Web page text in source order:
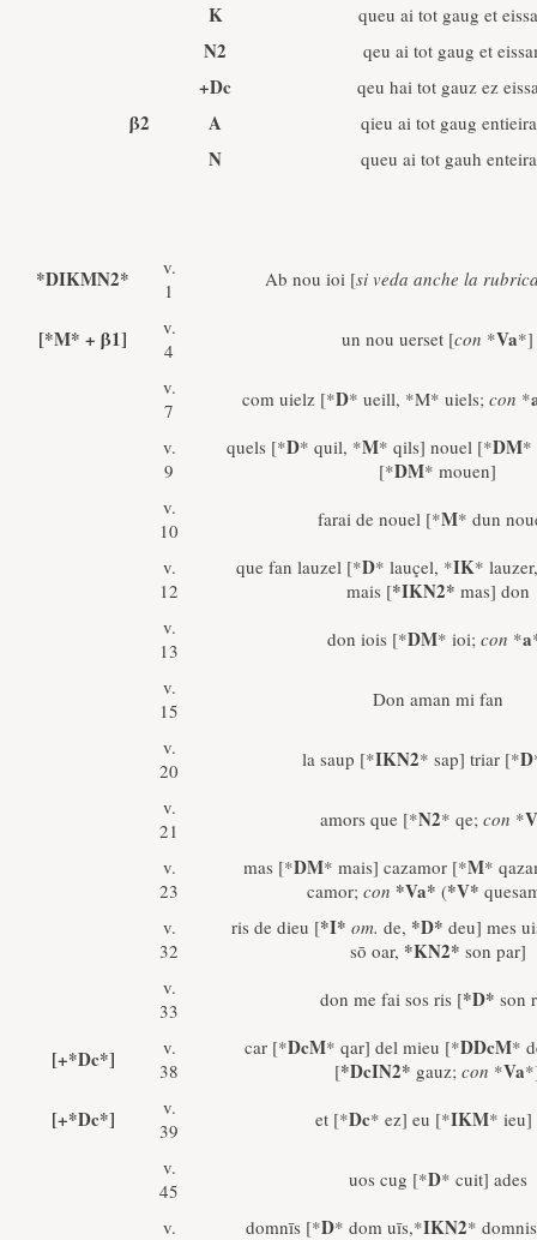
K queu ai tot gaug et
N2 qeu ai tot gaug et
+Dc qeu hai tot gauz ez
β2 A qieu ai tot gaug
N queu ai tot gauh
*DIKMN2*
v.
1
Ab nou ioi [si veda anche la
[*M* + β1]
v.
4
un nou uerset [con *Va*]
v.
7
com uielz [*D* ueill, *M* uiels; con *
v.
9
quels [*D* quil, *M* qils] nouel [*DM*
[*DM* mouen]
v.
10
farai de nouel [*M* dun
v.
12
que fan lauzel [*D* lauçel, *IK*
mais [*IKN2* mas] don
v.
13
don iois [*DM* ioi; con *a
v.
15
Don aman mi fan
v.
20
la saup [*IKN2* sap] triar [*D
v.
21
amors que [*N2* qe; con *
v.
23
mas [*DM* mais] cazamor [*M*
camor; con *Va* (*V*
v.
32
ris de dieu [*I* om. de, *D* deu] mes
sō oar, *KN2* son par]
v.
33
don me fai sos ris [*D* son
[+*Dc*]
v.
38
car [*DcM* qar] del mieu [*DDcM*
[*DcIN2* gauz; con *Va
[+*Dc*]
v.
39
et [*Dc* ez] eu [*IKM* ieu]
v.
45
uos cug [*D* cuit] ades
v.
domnīs [*D* dom uīs,*IKN2*